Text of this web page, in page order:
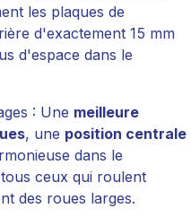
les plaques de
d'exactement 15 mm
d'espace dans le
: Une meilleure
, une position centrale
dans le
ceux qui roulent
des roues larges.